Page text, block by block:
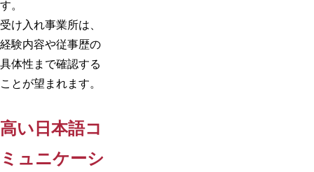
す。
受け入れ事業所は、
経験内容や従事歴の
具体性まで確認する
ことが望まれます。
高い日本語コ
ミュニケーシ